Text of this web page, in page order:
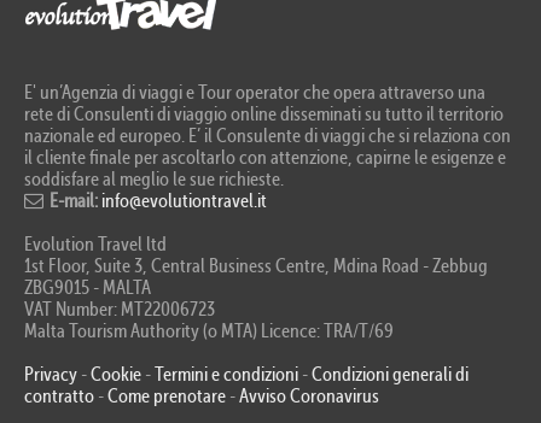
E' un’Agenzia di viaggi e Tour operator che opera attraverso una
rete di Consulenti di viaggio online disseminati su tutto il territorio
nazionale ed europeo. E’ il Consulente di viaggi che si relaziona con
il cliente finale per ascoltarlo con attenzione, capirne le esigenze e
soddisfare al meglio le sue richieste.
E-mail: info@evolutiontravel.it
Evolution Travel ltd
1st Floor, Suite 3, Central Business Centre, Mdina Road - Zebbug
ZBG9015 - MALTA
VAT Number: MT22006723
Malta Tourism Authority (o MTA) Licence: TRA/T/69
Privacy -Cookie -Termini e condizioni -Condizioni generali di
contratto -Come prenotare -Avviso Coronavirus